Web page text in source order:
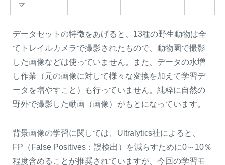
マ
データセットの特徴をあげると、13種の野生動物は全
てトレイルカメラで撮影されたもので、動物園で撮影
した画像などは使っていません。また、データの水増
し作業（元の画像に対して様々な変換を加えて学習デ
ータを増やすこと）も行っていません。純粋に自然の
野外で撮影した動画（画像）がもとになっています。
背景画像の学習に関しては、Ultralytics社によると、
FP（False Positives：誤検出）を減らすために0～10％
程度含めることが推奨されていますが、今回の学習モ